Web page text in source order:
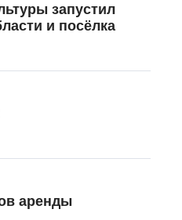
запустил
и посёлка
аренды